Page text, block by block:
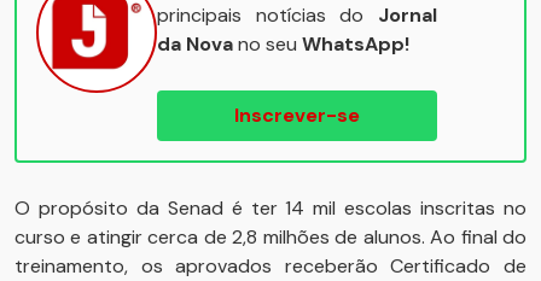
principais notícias do Jornal
da Novano seu WhatsApp!
Inscrever-se
O propósito da Senad é ter 14 mil escolas inscritas no
curso e atingir cerca de 2,8 milhões de alunos. Ao final do
treinamento, os aprovados receberão Certificado de